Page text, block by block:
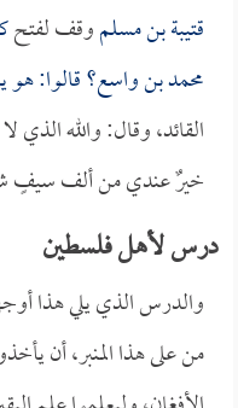
قتيبة بن مسلموقف لفتح
محمد بن واسع؟ قالوا: هو
القائد، وقال: والله الذي
خيرٌ عندي من ألف سيفٍ
درس لأهل فلسطين
والدرس الذي يلي هذا
من على هذا المنبر، أن